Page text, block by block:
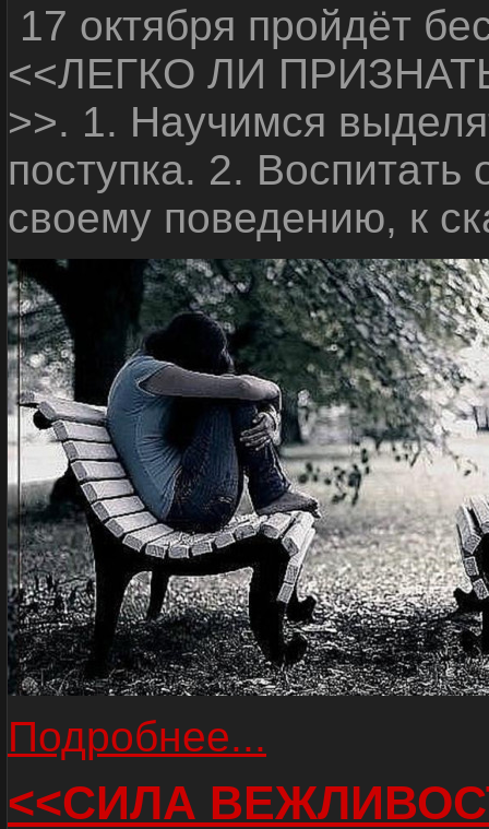
17 октября пройдёт
<<ЛЕГКО ЛИ
>>. 1. Научимся
поступка. 2. Воспитать
своему поведению, к
Подробнее...
<<СИЛА